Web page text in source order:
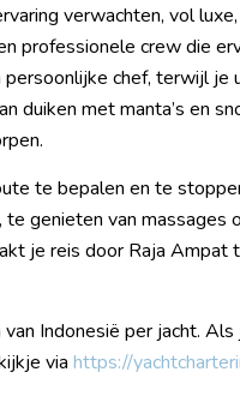
verwachten, vol
professionele crew die
chef, terwijl je
duiken met manta’s en
te bepalen en te
genieten van massages
je reis door Raja
Indonesië per jacht.
via https://